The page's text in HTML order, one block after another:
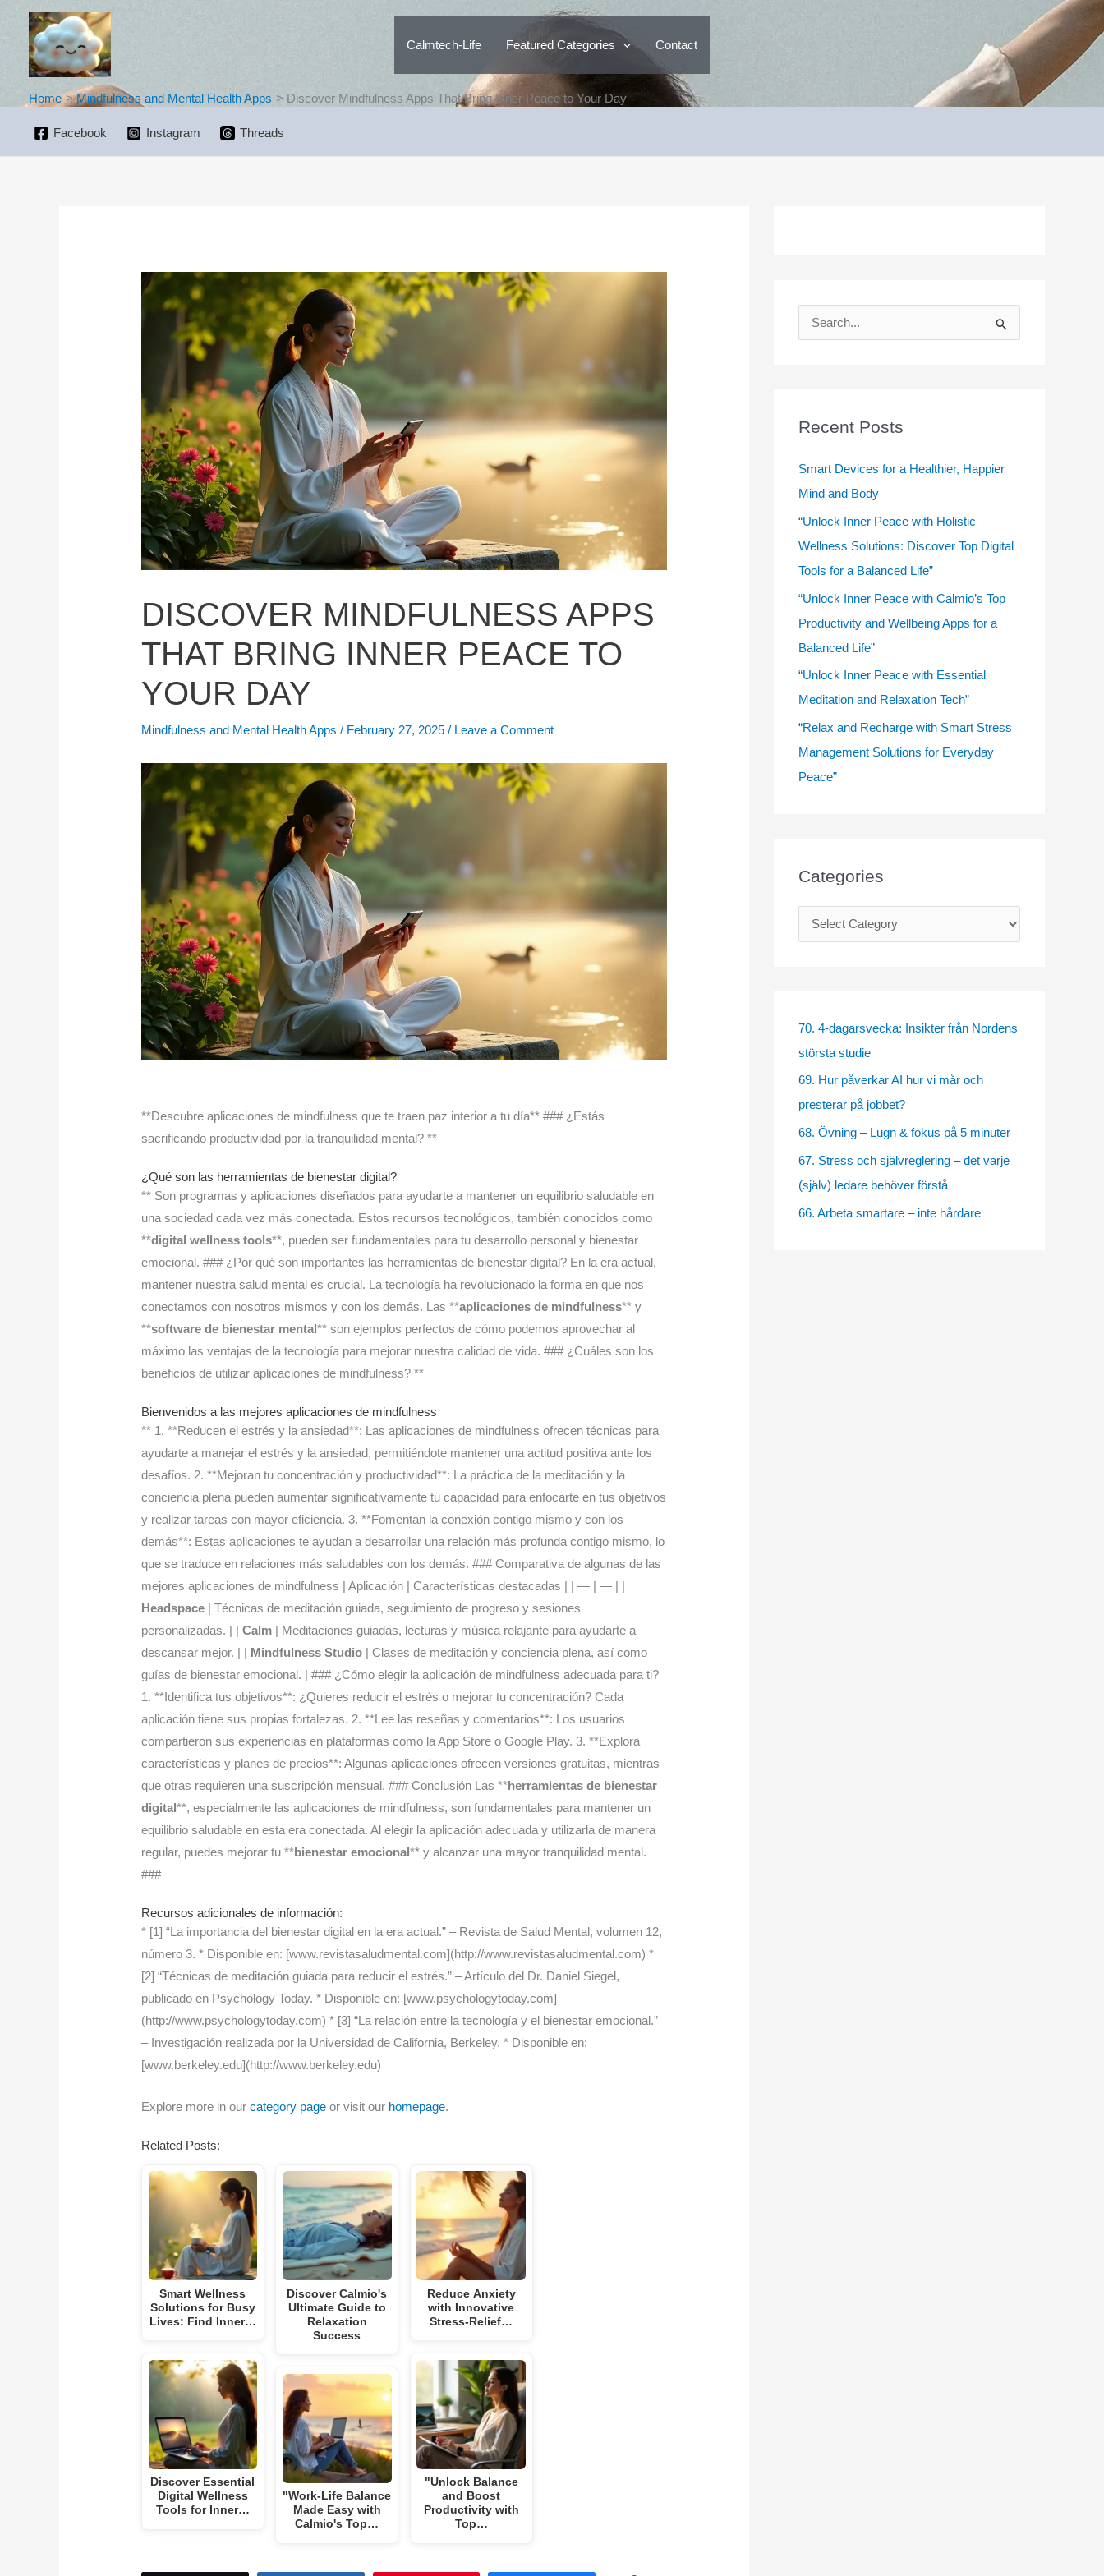
content
Calmtech-Life Featured Categories Contact
Home Mindfulness and Mental Health Apps Discover Mindfulness Apps That Bring Inner Peace to Your Day
Facebook Instagram Threads
DISCOVER MINDFULNESS APPS
THAT BRING INNER PEACE TO
YOUR DAY
Mindfulness and Mental Health Apps / February 27, 2025/ Leave a Comment
**Descubre aplicaciones de mindfulness que te traen paz interior a tu día** ### ¿Estás
sacrificando productividad por la tranquilidad mental? **
¿Qué son las herramientas de bienestar digital?
** Son programas y aplicaciones diseñados para ayudarte a mantener un equilibrio saludable en
una sociedad cada vez más conectada. Estos recursos tecnológicos, también conocidos como
**digital wellness tools**, pueden ser fundamentales para tu desarrollo personal y bienestar
emocional. ### ¿Por qué son importantes las herramientas de bienestar digital? En la era actual,
mantener nuestra salud mental es crucial. La tecnología ha revolucionado la forma en que nos
conectamos con nosotros mismos y con los demás. Las **aplicaciones de mindfulness** y
**software de bienestar mental** son ejemplos perfectos de cómo podemos aprovechar al
máximo las ventajas de la tecnología para mejorar nuestra calidad de vida. ### ¿Cuáles son los
beneficios de utilizar aplicaciones de mindfulness? **
Bienvenidos a las mejores aplicaciones de mindfulness
** 1. **Reducen el estrés y la ansiedad**: Las aplicaciones de mindfulness ofrecen técnicas para
ayudarte a manejar el estrés y la ansiedad, permitiéndote mantener una actitud positiva ante los
desafíos. 2. **Mejoran tu concentración y productividad**: La práctica de la meditación y la
conciencia plena pueden aumentar significativamente tu capacidad para enfocarte en tus objetivos
y realizar tareas con mayor eficiencia. 3. **Fomentan la conexión contigo mismo y con los
demás**: Estas aplicaciones te ayudan a desarrollar una relación más profunda contigo mismo, lo
que se traduce en relaciones más saludables con los demás. ### Comparativa de algunas de las
mejores aplicaciones de mindfulness | Aplicación | Características destacadas | | — | — | |
Headspace | Técnicas de meditación guiada, seguimiento de progreso y sesiones
personalizadas. | |Calm | Meditaciones guiadas, lecturas y música relajante para ayudarte a
descansar mejor. | | Mindfulness Studio | Clases de meditación y conciencia plena, así como
guías de bienestar emocional. | ### ¿Cómo elegir la aplicación de mindfulness adecuada para ti?
1. **Identifica tus objetivos**: ¿Quieres reducir el estrés o mejorar tu concentración? Cada
aplicación tiene sus propias fortalezas. 2. **Lee las reseñas y comentarios**: Los usuarios
compartieron sus experiencias en plataformas como la App Store o Google Play. 3. **Explora
características y planes de precios**: Algunas aplicaciones ofrecen versiones gratuitas, mientras
que otras requieren una suscripción mensual. ### Conclusión Las **herramientas de bienestar
digital**, especialmente las aplicaciones de mindfulness, son fundamentales para mantener un
equilibrio saludable en esta era conectada. Al elegir la aplicación adecuada y utilizarla de manera
regular, puedes mejorar tu **bienestar emocional** y alcanzar una mayor tranquilidad mental.
###
Recursos adicionales de información:
* [1] “La importancia del bienestar digital en la era actual.” – Revista de Salud Mental, volumen 12,
número 3. * Disponible en: [www.revistasaludmental.com](http://www.revistasaludmental.com) *
[2] “Técnicas de meditación guiada para reducir el estrés.” – Artículo del Dr. Daniel Siegel,
publicado en Psychology Today. * Disponible en: [www.psychologytoday.com]
(http://www.psychologytoday.com) * [3] “La relación entre la tecnología y el bienestar emocional.”
– Investigación realizada por la Universidad de California, Berkeley. * Disponible en:
[www.berkeley.edu](http://www.berkeley.edu)
Explore more in ourcategory page or visit our homepage.
Related Posts:
Smart Wellness
Solutions for Busy
Lives: Find Inner…
Discover Essential
Digital Wellness
Tools for Inner…
Discover Calmio's
Ultimate Guide to
Relaxation
Success
"Work-Life Balance
Made Easy with
Calmio's Top…
Reduce Anxiety
with Innovative
Stress-Relief…
"Unlock Balance
and Boost
Productivity with
Top…
e
f
o
Recent Posts
Smart Devices for a Healthier, Happier
Mind and Body
“Unlock Inner Peace with Holistic
Wellness Solutions: Discover Top Digital
Tools for a Balanced Life”
“Unlock Inner Peace with Calmio’s Top
Productivity and Wellbeing Apps for a
Balanced Life”
“Unlock Inner Peace with Essential
Meditation and Relaxation Tech”
“Relax and Recharge with Smart Stress
Management Solutions for Everyday
Peace”
Categories
a
e
s
70. 4-dagarsvecka: Insikter från Nordens
största studie
69. Hur påverkar AI hur vi mår och
presterar på jobbet?
68. Övning – Lugn & fokus på 5 minuter
67. Stress och självreglering – det varje
(själv) ledare behöver förstå
66. Arbeta smartare – inte hårdare